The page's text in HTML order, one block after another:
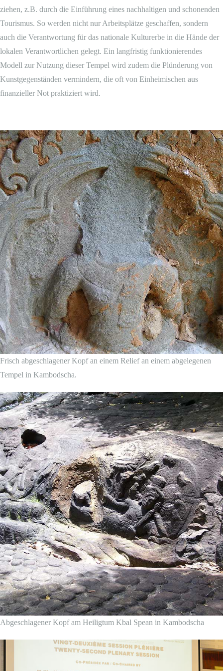
ziehen, z.B. durch die Einführung eines nachhaltigen und schonenden
Tourismus. So werden nicht nur Arbeitsplätze geschaffen, sondern
auch die Verantwortung für das nationale Kulturerbe in die Hände der
lokalen Verantwortlichen gelegt. Ein langfristig funktionierendes
Modell zur Nutzung dieser Tempel wird zudem die Plünderung von
Kunstgegenständen vermindern, die oft von Einheimischen aus
finanzieller Not praktiziert wird.
Frisch abgeschlagener Kopf an einem Relief an einem abgelegenen
Tempel in Kambodscha.
Abgeschlagener Kopf am Heiligtum Kbal Spean in Kambodscha